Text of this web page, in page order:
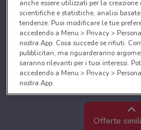
Offerte
anche essere utilizzati per la
scientifiche e statistiche, analisi
tendenze. Puoi modificare le tue
accedendo a Menu > Privacy >
nostra App. Cosa succede se rifiuti:
pubblicitari, ma riguarderanno
saranno rilevanti per i tuoi interessi.
accedendo a Menu > Privacy >
nostra App.
Noi e i nostri partner
Utilizzare dati di geolocalizzazione
caratteristiche del dispositivo ai fini